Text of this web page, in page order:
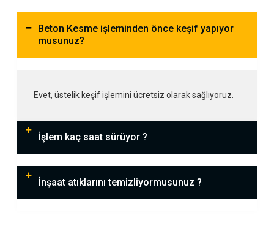
Beton Kesme işleminden önce keşif yapıyor
musunuz?
Evet, üstelik keşif işlemini ücretsiz olarak sağlıyoruz.
İşlem kaç saat sürüyor ?
İnşaat atıklarını temizliyormusunuz ?